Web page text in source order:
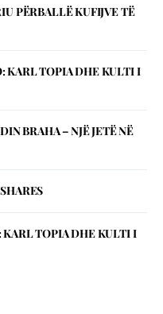
PЁRBALLЁ KUFIJVE TЁ
KARL TOPIA DHE KULTI I
BRAHA – NJЁ JETЁ NЁ
TOPIA DHE KULTI I